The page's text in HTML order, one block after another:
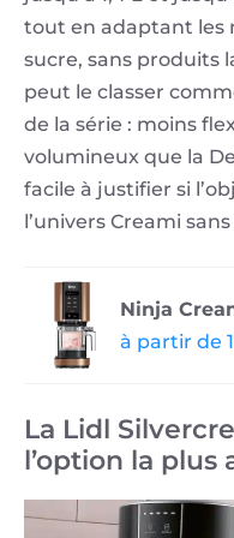
tout en adaptant les
sucre, sans produits
peut le classer
de la série : moins
volumineux que la
facile à justifier si
l’univers Creami
Ninja
à partir de
La Lidl
l’option la plus